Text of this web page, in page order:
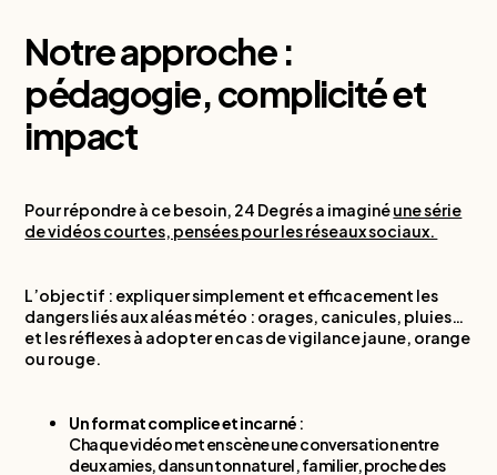
Notre approche :
pédagogie, complicité et
impact
Pour répondre à ce besoin, 24 Degrés a imaginéune série
de vidéos courtes, pensées pour les réseaux sociaux.
L’objectif : expliquer simplement et efficacement les
dangers liés aux aléas météo : orages, canicules, pluies…
et les réflexes à adopter en cas de vigilance jaune, orange
ou rouge.
Un format complice et incarné :
Chaque vidéo met en scène une conversation entre
deux amies, dans un ton naturel, familier, proche des